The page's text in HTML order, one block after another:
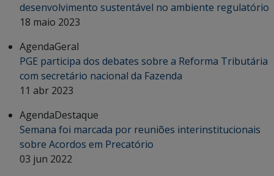
desenvolvimento sustentável no ambiente regulatório
18 maio 2023
AgendaGeral
PGE participa dos debates sobre a Reforma Tributária
com secretário nacional da Fazenda
11 abr 2023
AgendaDestaque
Semana foi marcada por reuniões interinstitucionais
sobre Acordos em Precatório
03 jun 2022